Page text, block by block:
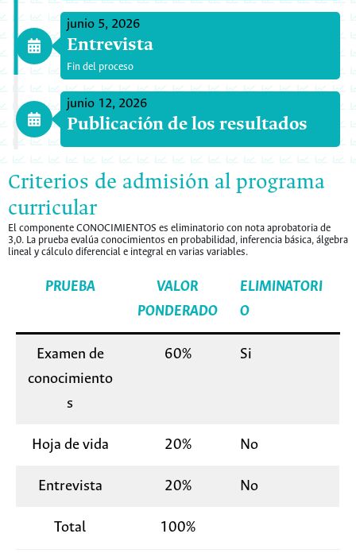
junio 5, 2026
Entrevista
Fin del proceso
junio 12, 2026
Publicación de los resultados
Criterios de admisión al programa
curricular
El componente CONOCIMIENTOS es eliminatorio con nota aprobatoria de
3,0. La prueba evalúa conocimientos en probabilidad, inferencia básica, álgebra
lineal y cálculo diferencial e integral en varias variables.
PRUEBA
VALOR
PONDERADO
ELIMINATORI
O
Examen de
conocimiento
s
60% Si
Hoja de vida 20% No
Entrevista 20% No
Total 100%